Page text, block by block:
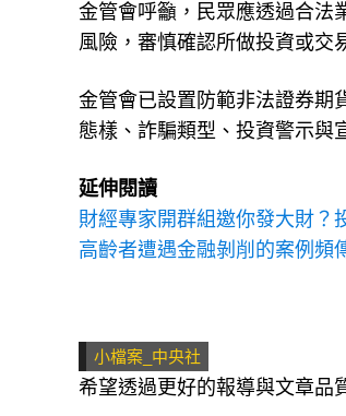
金管會呼籲，民眾應透過合法
風險，審慎確認所做投資或交
金管會已設置防範非法證券期
態樣、詐騙類型、投資警示與
延伸閱讀
財經專家開群組邀你發大財？
高齡者遭遇金融剝削的案例頻
小檔案_中央社
希望透過更好的報導與文章品